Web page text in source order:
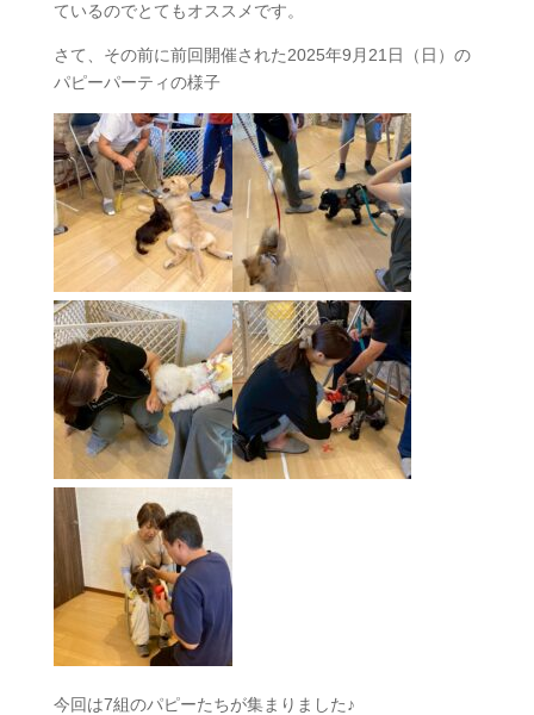
ているのでとてもオススメです。
さて、その前に前回開催された2025年9月21日（日）の
パピーパーティの様子
今回は7組のパピーたちが集まりました♪